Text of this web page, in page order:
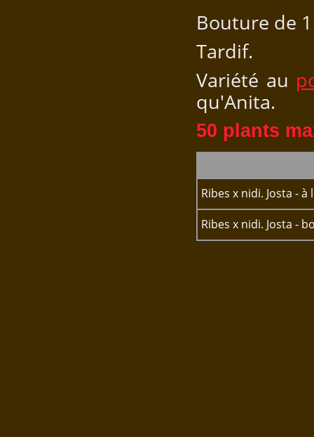
Bouture de
Tardif.
Variété au
qu'Anita.
50 plants
Ribes x nidi. Josta -
Ribes x nidi. Josta -